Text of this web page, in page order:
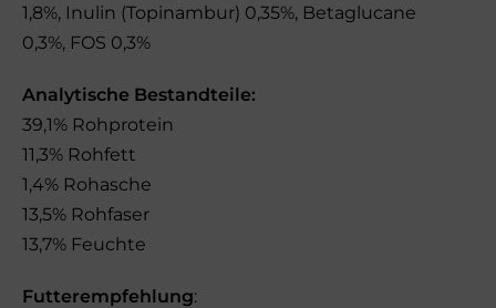
1,8%, Inulin (Topinambur) 0,35%, Betaglucane
0,3%, FOS 0,3%
Analytische Bestandteile:
39,1% Rohprotein
11,3% Rohfett
1,4% Rohasche
13,5% Rohfaser
13,7% Feuchte
Futterempfehlung: